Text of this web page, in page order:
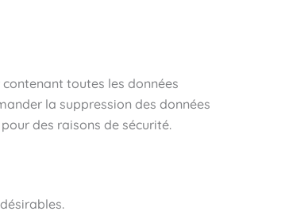
toutes les données
la suppression des données
des raisons de sécurité.